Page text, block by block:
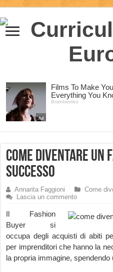
Come diventare un
successo
Annarita Faggioni Come
Lascia un commento
Il Fashion
Buyer si
occupa degli acquisti di abiti
per imprenditori che hanno la
la propria immagine, spendendo